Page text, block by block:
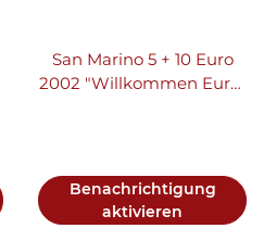
San Marino 5 + 10 Euro
2002 "Willkommen Euro"
Benachrichtigung
aktivieren